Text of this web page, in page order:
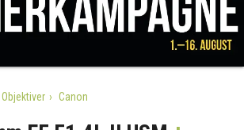
Objektiver Canon